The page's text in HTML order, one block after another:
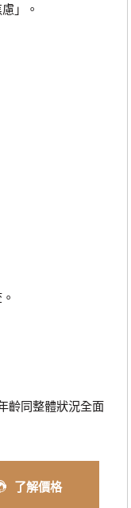
」。
同整體狀況全面
了解價格